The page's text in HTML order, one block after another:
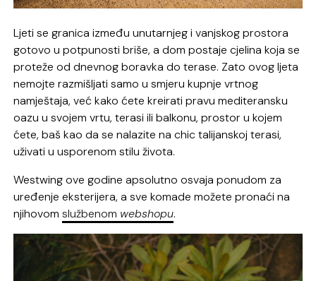
Ljeti se granica između unutarnjeg i vanjskog prostora
gotovo u potpunosti briše, a dom postaje cjelina koja se
proteže od dnevnog boravka do terase. Zato ovog ljeta
nemojte razmišljati samo u smjeru kupnje vrtnog
namještaja, već kako ćete kreirati pravu mediteransku
oazu u svojem vrtu, terasi ili balkonu, prostor u kojem
ćete, baš kao da se nalazite na chic talijanskoj terasi,
uživati u usporenom stilu života.
Westwing ove godine apsolutno osvaja ponudom za
uređenje eksterijera, a sve komade možete pronaći na
njihovomslužbenom webshopu.